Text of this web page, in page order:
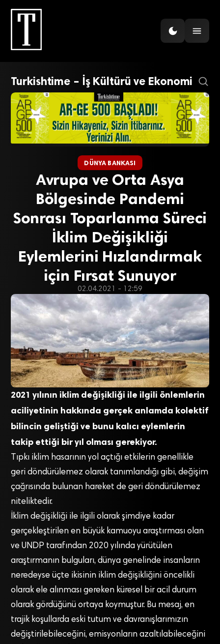
Turkishtime – İş Kültürü ve Ekonomi
DÜNYA BANKASI
Avrupa ve Orta Asya
Bölgesinde Pandemi
Sonrası Toparlanma Süreci
İklim Değişikliği
Eylemlerini Hızlandırmak
için Fırsat Sunuyor
02.04.2021 - 12:59
2021 yılının iklim değişikliği ile ilgili önlemlerin
aciliyetinin hakkında gerçek anlamda kolektif
bilincin geliştiği ve bunu kalıcı eylemlerin
takip ettiği bir yıl olması gerekiyor.
Tıpkı iklim hasarının yol açtığı etkilerin genellikle
geri döndürülemez olarak tanımlandığı gibi, değişim
çağrısında bulunan hareket de geri döndürülemez
niteliktedir.
İklim değişikliği ile ilgili olarak şimdiye kadar
gerçekleştirilen en büyük kamuoyu araştırması olan
ve UNDP tarafından 2020 yılında yürütülen
araştırmanın bulguları, dünya genelinde insanların
neredeyse üçte ikisinin iklim değişikliğini öncelikli
olarak ele alınması gereken küresel bir acil durum
olarak gördüğünü ortaya koymuştur. Bu mesaj, en
trajik koşullarda eski tutum ve davranışlarımızın
değiştirilebileceğini, emisyonların azaltılabileceğini